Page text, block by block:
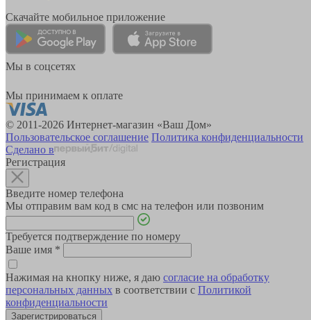
Скачайте мобильное приложение
Мы в соцсетях
Мы принимаем к оплате
© 2011-2026 Интернет-магазин «Ваш Дом»
Пользовательское соглашение Политика конфиденциальности
Сделано в
Регистрация
Введите номер телефона
Мы отправим вам код в смс на телефон или позвоним
Требуется подтверждение по номеру
Ваше имя *
Нажимая на кнопку ниже, я даю согласие на обработку
персональных данных в соответствии с Политикой
конфиденциальности
Зарегистрироваться